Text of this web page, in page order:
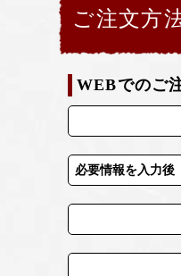
ご注文方
WEBでのご
必要情報を入力後